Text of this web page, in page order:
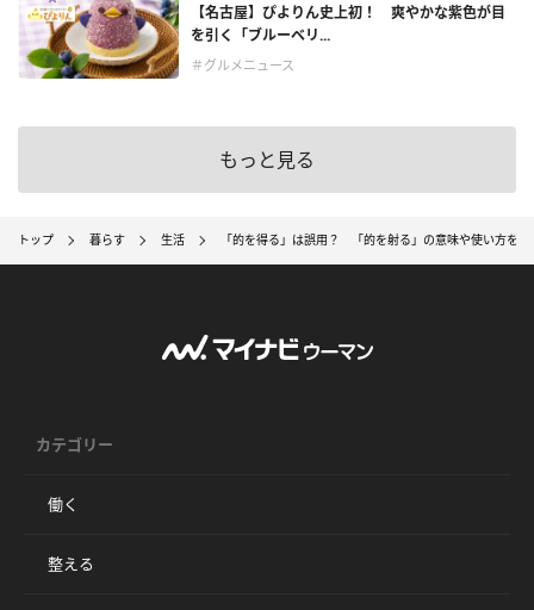
【名古屋】ぴよりん史上初！ 爽やかな紫色が目
を引く「ブルーベリ...
＃グルメニュース
もっと見る
トップ 暮らす 生活 「的を得る」は誤用？ 「的を射る」の意味や使い方を解
カテゴリー
働く
整える